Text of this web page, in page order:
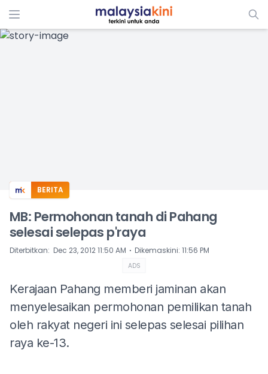
ADS
BERITA
MB: Permohonan tanah di Pahang
selesai selepas p'raya
Diterbitkan: Dec 23, 2012 11:50 AM ⋅ Dikemaskini: 11:56 PM
ADS
Kerajaan Pahang memberi jaminan akan
menyelesaikan permohonan pemilikan tanah
oleh rakyat negeri ini selepas selesai pilihan
raya ke-13.